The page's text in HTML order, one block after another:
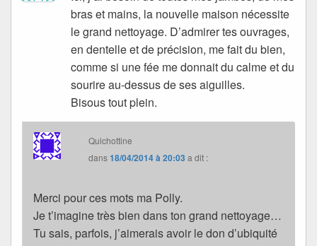
bras et mains, la nouvelle maison nécessite
le grand nettoyage. D’admirer tes ouvrages,
en dentelle et de précision, me fait du bien,
comme si une fée me donnait du calme et du
sourire au-dessus de ses aiguilles.
Bisous tout plein.
Quichottine
dans18/04/2014 à 20:03 a dit :
Merci pour ces mots ma Polly.
Je t’imagine très bien dans ton grand nettoyage…
Tu sais, parfois, j’aimerais avoir le don d’ubiquité